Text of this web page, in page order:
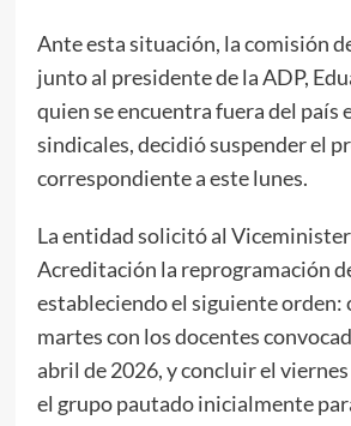
Ante esta situación, la comisión
junto al presidente de la ADP,
quien se encuentra fuera del país
sindicales, decidió suspender el
correspondiente a este lunes.
La entidad solicitó al
Acreditación la reprogramación
estableciendo el siguiente orden:
martes con los docentes
abril de 2026, y concluir el
el grupo pautado inicialmente